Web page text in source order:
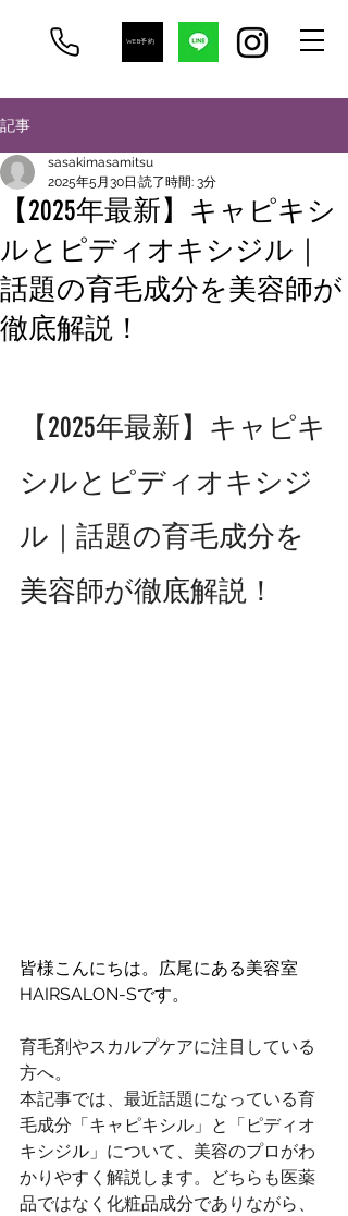
WEB予約
記事
【2025年最新】キャピキシ
ルとピディオキシジル｜
話題の育毛成分を美容師が
徹底解説！
sasakimasamitsu
2025年5月30日 読了時間: 3分
【2025年最新】キャピキ
シルとピディオキシジ
ル｜話題の育毛成分を
美容師が徹底解説！
皆様こんにちは。広尾にある美容室
HAIRSALON-Sです。
育毛剤やスカルプケアに注目している
方へ。
本記事では、最近話題になっている育
毛成分「キャピキシル」と「ピディオ
キシジル」について、美容のプロがわ
かりやすく解説します。どちらも医薬
品ではなく化粧品成分でありながら、